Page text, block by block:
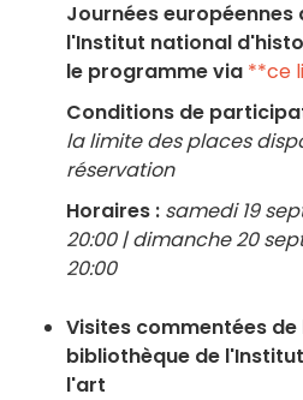
Journées
l'Institut national
le programme via **ce
Conditions de
la limite des places
réservation
Horaires : samedi 19
20:00 | dimanche 20
20:00
Visites commentées
bibliothèque de
l'art